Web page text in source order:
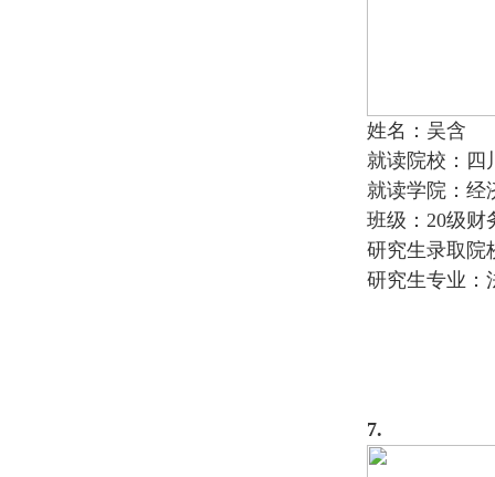
姓名：吴含
就读院校：
就读学院：经
班级：20级财
研究生录取院
研究生专业：
7.